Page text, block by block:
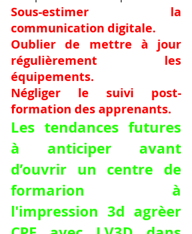
Sous-estimer la
communication digitale.
Oublier de mettre à jour
régulièrement les
équipements.
Négliger le suivi post-
formation des apprenants.
Les tendances futures
à anticiper avant
d’ouvrir un centre de
formarion à
l'impression 3d agrèer